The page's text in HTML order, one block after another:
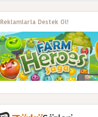
Reklamlarla Destek Ol!